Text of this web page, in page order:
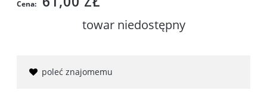
Cena:
towar niedostępny
poleć znajomemu